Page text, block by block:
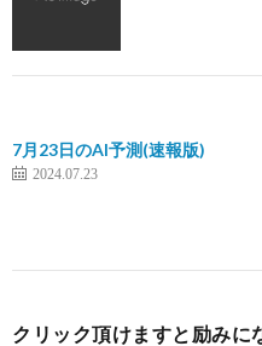
7月23日のAI予測(速報版)
2024.07.23
クリック頂けますと励みに